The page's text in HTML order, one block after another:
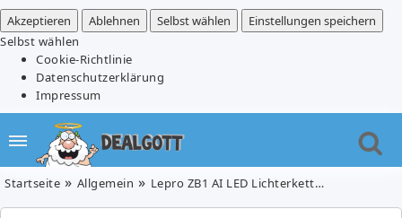
Akzeptieren
Ablehnen Selbst wählen
Einstellungen speichern
Selbst wählen
Cookie-Richtlinie
Datenschutzerklärung
Impressum
Startseite Allgemein Lepro ZB1 AI LED Lichterkette auch für Außen für 79,99€